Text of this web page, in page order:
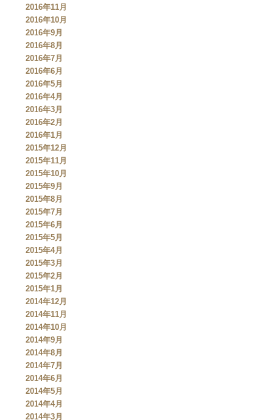
2016年11月
2016年10月
2016年9月
2016年8月
2016年7月
2016年6月
2016年5月
2016年4月
2016年3月
2016年2月
2016年1月
2015年12月
2015年11月
2015年10月
2015年9月
2015年8月
2015年7月
2015年6月
2015年5月
2015年4月
2015年3月
2015年2月
2015年1月
2014年12月
2014年11月
2014年10月
2014年9月
2014年8月
2014年7月
2014年6月
2014年5月
2014年4月
2014年3月